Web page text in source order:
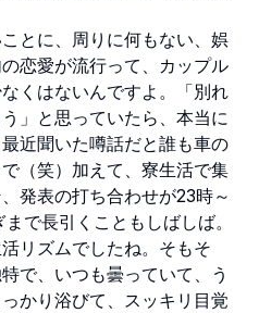
とに、周りに何もない、娯
恋愛が流行って、カップル
くはないんですよ。「別れ
」と思っていたら、本当に
近聞いた噂話だと誰も車の
（笑）加えて、寮生活で集
発表の打ち合わせが23時～
で長引くこともしばしば。
リズムでしたね。そもそ
で、いつも曇っていて、う
かり浴びて、スッキリ目覚